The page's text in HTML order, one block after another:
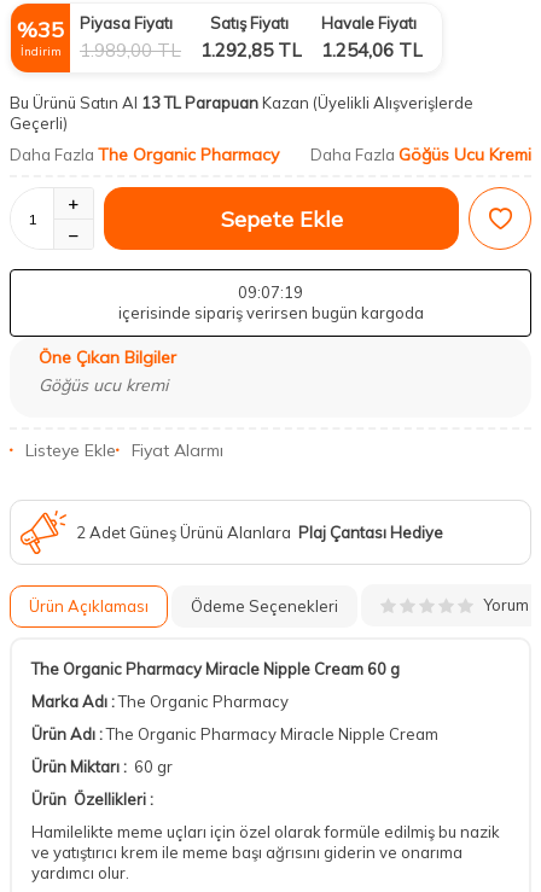
%35
İndirim
Piyasa Fiyatı
1.989,00TL
Satış Fiyatı
1.292,85TL
Havale Fiyatı
1.254,06 TL
Bu Ürünü Satın Al 13 TL ParapuanKazan (Üyelikli Alışverişlerde
Geçerli)
Daha Fazla The Organic Pharmacy Daha Fazla Göğüs Ucu Kremi
Sepete Ekle
09:07:18
içerisinde sipariş verirsen bugün kargoda
Öne Çıkan Bilgiler
Göğüs ucu kremi
Listeye Ekle Fiyat Alarmı
2 Adet Güneş Ürünü Alanlara Plaj Çantası Hediye
Ürün Açıklaması Ödeme Seçenekleri Yorum
The Organic Pharmacy Miracle Nipple Cream 60 g
Marka Adı :The Organic Pharmacy
Ürün Adı :The Organic Pharmacy Miracle Nipple Cream
Ürün Miktarı : 60 gr
Ürün Özellikleri :
Hamilelikte meme uçları için özel olarak formüle edilmiş bu nazik
ve yatıştırıcı krem ​​ile meme başı ağrısını giderin ve onarıma
yardımcı olur.